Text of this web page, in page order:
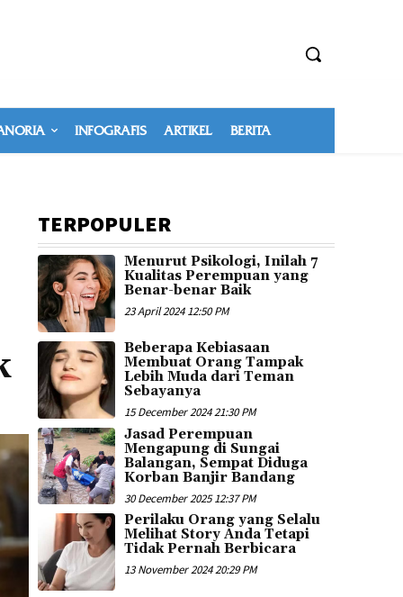
INFOGRAFIS ARTIKEL BERITA
TERPOPULER
Menurut Psikologi, Inilah 7
Kualitas Perempuan yang
Benar-benar Baik
23 April 2024 12:50 PM
Beberapa Kebiasaan
Membuat Orang Tampak
Lebih Muda dari Teman
Sebayanya
15 December 2024 21:30 PM
Jasad Perempuan
Mengapung di Sungai
Balangan, Sempat Diduga
Korban Banjir Bandang
30 December 2025 12:37 PM
Perilaku Orang yang Selalu
Melihat Story Anda Tetapi
Tidak Pernah Berbicara
13 November 2024 20:29 PM